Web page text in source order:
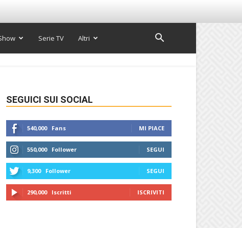
Serie TV Altri
SEGUICI SUI SOCIAL
540,000 Fans MI PIACE
550,000 Follower SEGUI
9,300 Follower SEGUI
290,000 Iscritti ISCRIVITI